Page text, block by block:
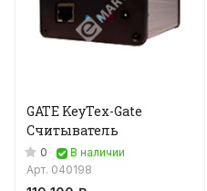
GATE KeyTex-Gate
Считыватель
0
В наличии
Арт. 040198